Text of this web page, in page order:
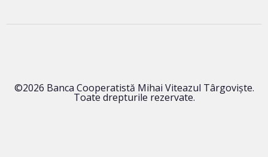
©2026 Banca Cooperatistă Mihai Viteazul Târgoviște.
Toate drepturile rezervate.